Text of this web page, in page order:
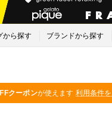
から探す ブランドから探す
クーポンが使えます 利用条件